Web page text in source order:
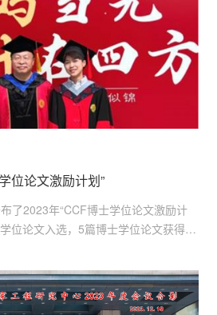
位论文激励计划”
了2023年“CCF博士学位论文激励计
位论文入选，5篇博士学位论文获得提
脉冲视觉的视网膜编码模型与超高速
为黄铁军教授。CCF博士学位论文激
为推动中国计算机领域的科技进步，